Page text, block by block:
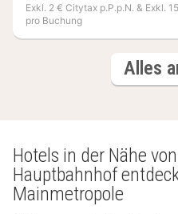
Exkl. 2 € Citytax p.P.p.N. & Exkl.
pro Buchung
Alles
Hotels in der Nähe
Hauptbahnhof
Mainmetropole